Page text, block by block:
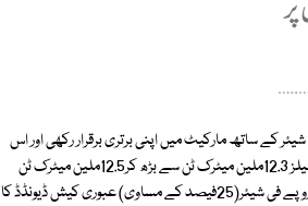
دوران پی ایس او نے بلیک اور وائٹ آئل میں بالترتیب 75.5اور 55.7فیصد شیئر کے ساتھ مارکیٹ میں اپنی برتری برقرار رکھی اور اس
طرح مجموعی مارکیٹ شیئر64.3فیصد رہا، مذکورہ مدت کے دوران کمپنی کی لیکوئڈ فیول سیلز 12.3ملین میٹرک ٹن سے بڑھ کر12.5ملین میٹرک ٹن
ہوگئی۔ پی ایس او نے 2.5 روپے فی شیئر کے فائنل کیش ڈیویڈنڈ کا اعلان کیا ہے جبکہ2.5روپے فی شیئر(25فیصد کے مساوی) عبوری کیش ڈیونڈڈ کا